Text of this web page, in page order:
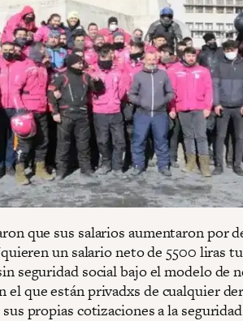
que sus salarios aumentaron por
un salario neto de 5500 liras
seguridad social bajo el modelo de
el que están privadxs de cualquier
propias cotizaciones a la